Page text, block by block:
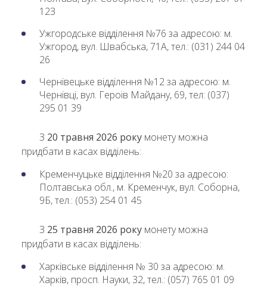
12З
Ужгородське відділення №76 за адресою: м.
Ужгород, вул. Швабська, 71А, тел.: (031) 244 04
26
Чернівецьке відділення №12 за адресою: м.
Чернівці, вул. Героїв Майдану, 69, тел: (037)
295 01 39
З 20 травня 2026 року монету можна
придбати в касах відділень:
Кременчуцьке відділення №20 за адресою:
Полтавська обл., м. Кременчук, вул. Соборна,
9Б, тел.: (053) 254 01 45
З 25 травня 2026 року монету можна
придбати в касах відділень:
Харківське відділення № 30 за адресою: м.
Харків, просп. Науки, 32, тел.: (057) 765 01 09